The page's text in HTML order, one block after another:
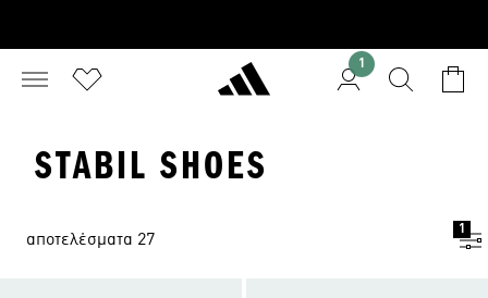
1
STABIL SHOES
αποτελέσματα 27
1